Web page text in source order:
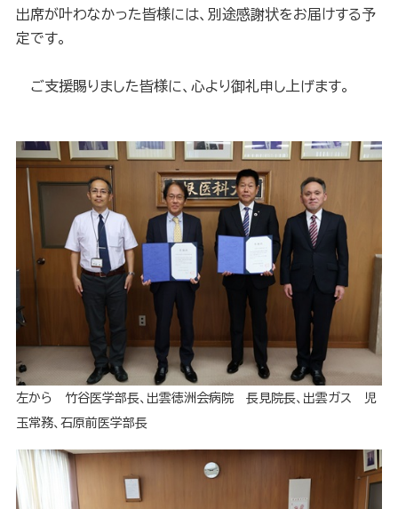
出席が叶わなかった皆様には、別途感謝状をお届けする予
定です。
ご支援賜りました皆様に、心より御礼申し上げます。
左から 竹谷医学部長、出雲徳洲会病院 長見院長、出雲ガス 児
玉常務、石原前医学部長